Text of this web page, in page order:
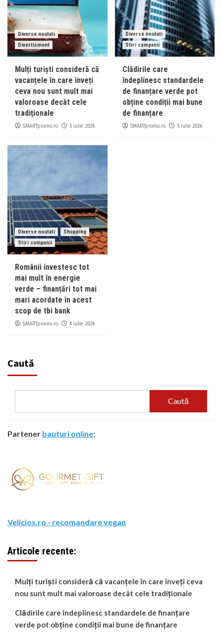
Diverse noutati
Divertisment
Mulți turiști consideră că
vacanțele în care înveți
ceva nou sunt mult mai
valoroase decât cele
tradiționale
SMARTpromo.ro 5 iulie 2026
Diverse noutati
Stiri companii
Clădirile care
îndeplinesc standardele
de finanțare verde pot
obține condiții mai bune
de finanțare
SMARTpromo.ro 5 iulie 2026
Diverse noutati
Shopping
Stiri companii
Românii investesc tot
mai mult în energie
verde – finanțări tot mai
mari acordate în acest
scop de tbi bank
SMARTpromo.ro 4 iulie 2026
Caută
Caută
Partener bauturi online:
Velicios.ro - recomandare vegan
Articole recente:
Mulți turiști consideră că vacanțele în care înveți ceva
nou sunt mult mai valoroase decât cele tradiționale
Clădirile care îndeplinesc standardele de finanțare
verde pot obține condiții mai bune de finanțare